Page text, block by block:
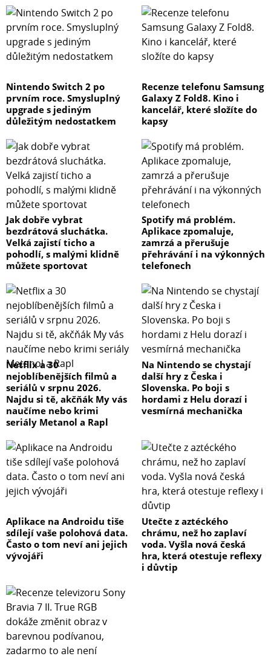
Nintendo Switch 2 po
prvním roce. Smysluplný
upgrade s jediným
důležitým nedostatkem
Recenze telefonu Samsung
Galaxy Z Fold8. Kino i
kancelář, které složíte do
kapsy
Jak dobře vybrat
bezdrátová sluchátka.
Velká zajistí ticho a
pohodlí, s malými klidně
můžete sportovat
Spotify má problém.
Aplikace zpomaluje,
zamrzá a přerušuje
přehrávání i na výkonných
telefonech
Netflix a 30
nejoblíbenějších filmů a
seriálů v srpnu 2026.
Najdu si tě, akčňák My vás
naučíme nebo krimi
seriály Metanol a Rapl
Na Nintendo se chystají
další hry z Česka i
Slovenska. Po boji s
hordami z Helu dorazí i
vesmírná mechanička
Aplikace na Androidu tiše
sdílejí vaše polohová data.
Často o tom neví ani jejich
vývojáři
Utečte z aztéckého
chrámu, než ho zaplaví
voda. Vyšla nová česká
hra, která otestuje reflexy
i důvtip